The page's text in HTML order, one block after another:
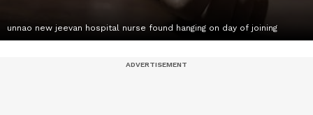
unnao new jeevan hospital nurse found hanging on day of joining